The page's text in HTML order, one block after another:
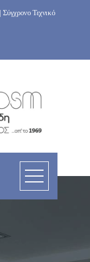
Τεχνικό